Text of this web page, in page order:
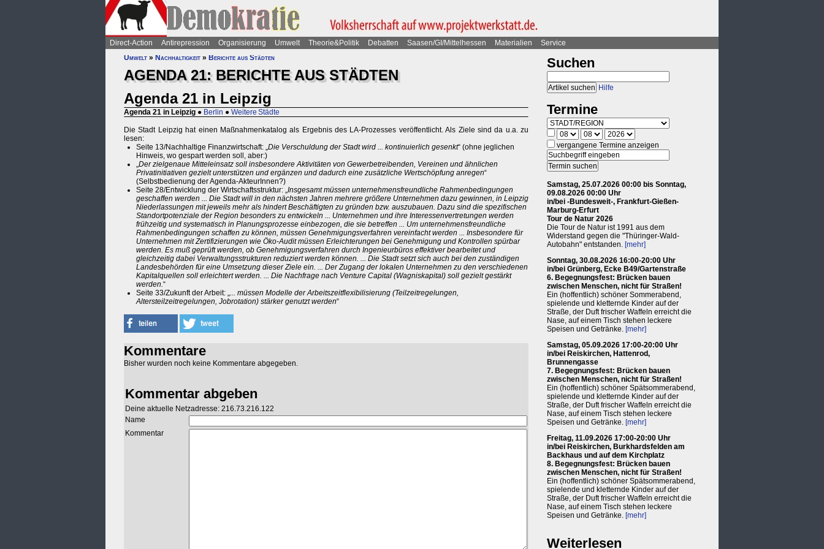
Direct-Action Antirepression Organisierung Umwelt Theorie&Politik Debatten Saasen/GI/Mittelhessen Materialien
Service
Umwelt » Nachhaltigkeit » Berichte aus Städten
AGENDA 21: BERICHTE AUS STÄDTEN
Agenda 21 in Leipzig
Agenda 21 in Leipzig ● Berlin ● Weitere Städte
Die Stadt Leipzig hat einen Maßnahmenkatalog als Ergebnis des LA-Prozesses veröffentlicht. Als Ziele sind da u.a. zu
lesen:
Seite 13/Nachhaltige Finanzwirtschaft: „Die Verschuldung der Stadt wird ... kontinuierlich gesenkt“ (ohne jeglichen
Hinweis, wo gespart werden soll, aber:)
„Der zielgenaue Mitteleinsatz soll insbesondere Aktivitäten von Gewerbetreibenden, Vereinen und ähnlichen
Privatinitiativen gezielt unterstützen und ergänzen und dadurch eine zusätzliche Wertschöpfung anregen“
(Selbstbedienung der Agenda-AkteurInnen?)
Seite 28/Entwicklung der Wirtschaftsstruktur: „Insgesamt müssen unternehmensfreundliche Rahmenbedingungen
geschaffen werden ... Die Stadt will in den nächsten Jahren mehrere größere Unternehmen dazu gewinnen, in Leipzig
Niederlassungen mit jeweils mehr als hindert Beschäftigten zu gründen bzw. auszubauen. Dazu sind die spezifischen
Standortpotenziale der Region besonders zu entwickeln ... Unternehmen und ihre Interessenvertretungen werden
frühzeitig und systematisch in Planungsprozesse einbezogen, die sie betreffen ... Um unternehmensfreundliche
Rahmenbedingungen schaffen zu können, müssen Genehmigungsverfahren vereinfacht werden ... Insbesondere für
Unternehmen mit Zertifizierungen wie Öko-Audit müssen Erleichterungen bei Genehmigung und Kontrollen spürbar
werden. Es muß geprüft werden, ob Genehmigungsverfahren durch Ingenieurbüros effektiver bearbeitet und
gleichzeitig dabei Verwaltungsstrukturen reduziert werden können. ... Die Stadt setzt sich auch bei den zuständigen
Landesbehörden für eine Umsetzung dieser Ziele ein. ... Der Zugang der lokalen Unternehmen zu den verschiedenen
Kapitalquellen soll erleichtert werden. ... Die Nachfrage nach Venture Capital (Wagniskapital) soll gezielt gestärkt
werden.“
Seite 33/Zukunft der Arbeit: „... müssen Modelle der Arbeitszeitflexibilisierung (Teilzeitregelungen,
Altersteilzeitregelungen, Jobrotation) stärker genutzt werden“
Kommentare
Bisher wurden noch keine Kommentare abgegeben.
Kommentar abgeben
Deine aktuelle Netzadresse: 216.73.216.122
Name
Kommentar
Suchen
Hilfe
Termine
vergangene Termine anzeigen
Samstag, 25.07.2026 00:00 bis Sonntag,
09.08.2026 00:00 Uhr
in/bei -Bundesweit-, Frankfurt-Gießen-
Marburg-Erfurt
Tour de Natur 2026
Die Tour de Natur ist 1991 aus dem
Widerstand gegen die "Thüringer-Wald-
Autobahn" entstanden. [mehr]
Sonntag, 30.08.2026 16:00-20:00 Uhr
in/bei Grünberg, Ecke B49/Gartenstraße
6. Begegnungsfest: Brücken bauen
zwischen Menschen, nicht für Straßen!
Ein (hoffentlich) schöner Sommerabend,
spielende und kletternde Kinder auf der
Straße, der Duft frischer Waffeln erreicht die
Nase, auf einem Tisch stehen leckere
Speisen und Getränke. [mehr]
Samstag, 05.09.2026 17:00-20:00 Uhr
in/bei Reiskirchen, Hattenrod,
Brunnengasse
7. Begegnungsfest: Brücken bauen
zwischen Menschen, nicht für Straßen!
Ein (hoffentlich) schöner Spätsommerabend,
spielende und kletternde Kinder auf der
Straße, der Duft frischer Waffeln erreicht die
Nase, auf einem Tisch stehen leckere
Speisen und Getränke. [mehr]
Freitag, 11.09.2026 17:00-20:00 Uhr
in/bei Reiskirchen, Burkhardsfelden am
Backhaus und auf dem Kirchplatz
8. Begegnungsfest: Brücken bauen
zwischen Menschen, nicht für Straßen!
Ein (hoffentlich) schöner Spätsommerabend,
spielende und kletternde Kinder auf der
Straße, der Duft frischer Waffeln erreicht die
Nase, auf einem Tisch stehen leckere
Speisen und Getränke. [mehr]
Weiterlesen